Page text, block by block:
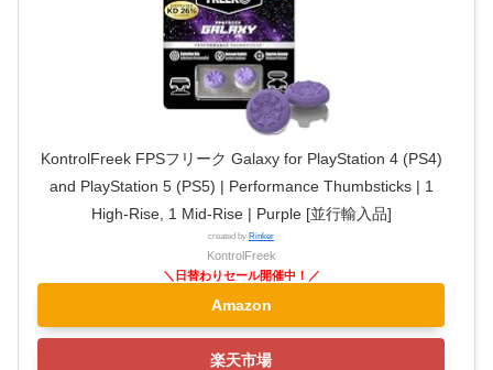
KontrolFreek FPSフリーク Galaxy for PlayStation 4 (PS4)
and PlayStation 5 (PS5) | Performance Thumbsticks | 1
High-Rise, 1 Mid-Rise | Purple [並行輸入品]
created by Rinker
KontrolFreek
Amazon
楽天市場